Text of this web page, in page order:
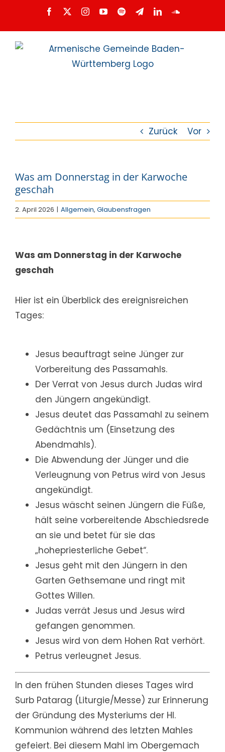
Facebook InstagramYouTube
SpotifyTelegramLinkedInSoundCloud
Zurück Vor
Was am Donnerstag in der Karwoche
geschah
2. April 2026 | Allgemein, Glaubensfragen
Was am Donnerstag in der Karwoche
geschah
Hier ist ein Überblick des ereignisreichen
Tages:
Jesus beauftragt seine Jünger zur
Vorbereitung des Passamahls.
Der Verrat von Jesus durch Judas wird
den Jüngern angekündigt.
Jesus deutet das Passamahl zu seinem
Gedächtnis um (Einsetzung des
Abendmahls).
Die Abwendung der Jünger und die
Verleugnung von Petrus wird von Jesus
angekündigt.
Jesus wäscht seinen Jüngern die Füße,
hält seine vorbereitende Abschiedsrede
an sie und betet für sie das
„hohepriesterliche Gebet“.
Jesus geht mit den Jüngern in den
Garten Gethsemane und ringt mit
Gottes Willen.
Judas verrät Jesus und Jesus wird
gefangen genommen.
Jesus wird von dem Hohen Rat verhört.
Petrus verleugnet Jesus.
In den frühen Stunden dieses Tages wird
Surb Patarag (Liturgie/Messe) zur Erinnerung
der Gründung des Mysteriums der Hl.
Kommunion während des letzten Mahles
gefeiert. Bei diesem Mahl im Obergemach